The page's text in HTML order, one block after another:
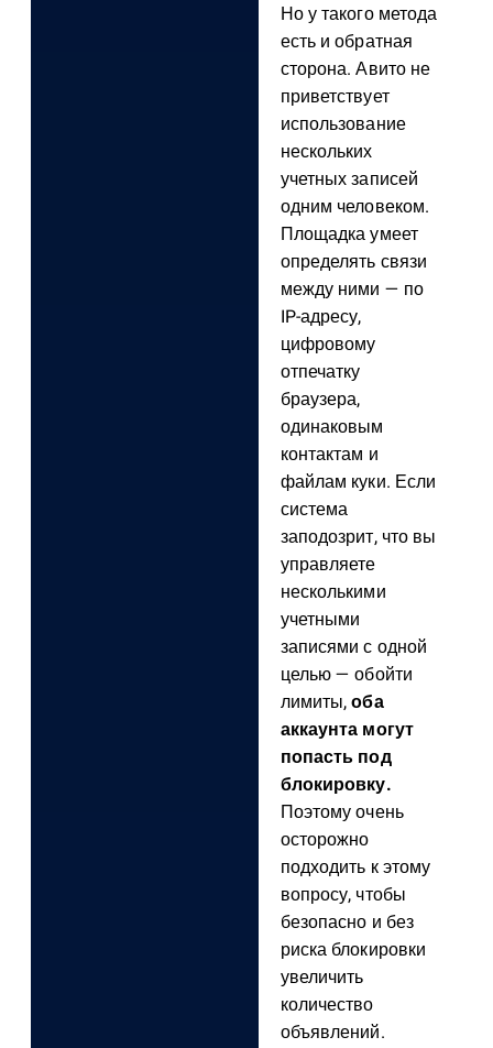
Но у такого метода
есть и обратная
сторона. Авито не
приветствует
использование
нескольких
учетных записей
одним человеком.
Площадка умеет
определять связи
между ними — по
IP-адресу,
цифровому
отпечатку
браузера,
одинаковым
контактам и
файлам куки. Если
система
заподозрит, что вы
управляете
несколькими
учетными
записями с одной
целью — обойти
лимиты,оба
аккаунта могут
попасть под
блокировку.
Поэтому очень
осторожно
подходить к этому
вопросу, чтобы
безопасно и без
риска блокировки
увеличить
количество
объявлений.